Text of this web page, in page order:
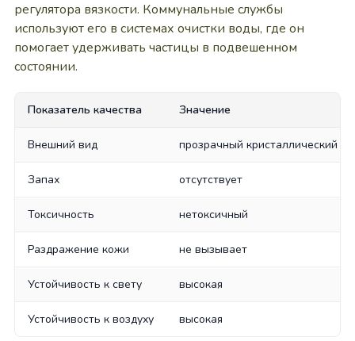
регулятора вязкости. Коммунальные службы
используют его в системах очистки воды, где он
помогает удерживать частицы в подвешенном
состоянии.
Показатель качества Значение
Внешний вид прозрачный кристаллический
Запах отсутствует
Токсичность нетоксичный
Раздражение кожи не вызывает
Устойчивость к свету высокая
Устойчивость к воздуху высокая